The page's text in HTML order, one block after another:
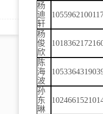
杨
迪
轩
杨
俊
欣
陈
海
波
孙
东
琳